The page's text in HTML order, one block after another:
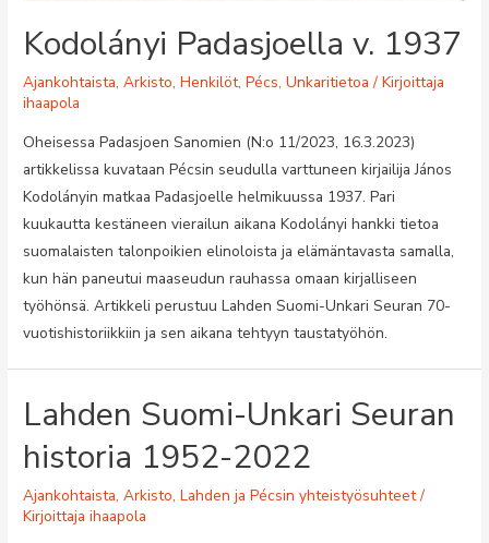
Kodolányi Padasjoella v. 1937
Ajankohtaista,Arkisto,Henkilöt,Pécs,Unkaritietoa / Kirjoittaja
ihaapola
Oheisessa Padasjoen Sanomien (N:o 11/2023, 16.3.2023)
artikkelissa kuvataan Pécsin seudulla varttuneen kirjailija János
Kodolányin matkaa Padasjoelle helmikuussa 1937. Pari
kuukautta kestäneen vierailun aikana Kodolányi hankki tietoa
suomalaisten talonpoikien elinoloista ja elämäntavasta samalla,
kun hän paneutui maaseudun rauhassa omaan kirjalliseen
työhönsä. Artikkeli perustuu Lahden Suomi-Unkari Seuran 70-
vuotishistoriikkiin ja sen aikana tehtyyn taustatyöhön.
Lahden Suomi-Unkari Seuran
historia 1952-2022
Ajankohtaista,Arkisto,Lahden ja Pécsin yhteistyösuhteet/
Kirjoittajaihaapola